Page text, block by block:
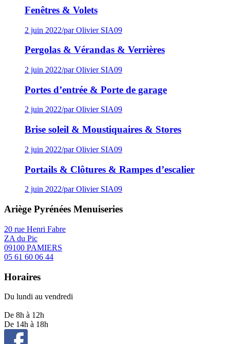
Fenêtres & Volets
2 juin 2022/par Olivier SIA09
Pergolas & Vérandas & Verrières
2 juin 2022/par Olivier SIA09
Portes d’entrée & Porte de garage
2 juin 2022/par Olivier SIA09
Brise soleil & Moustiquaires & Stores
2 juin 2022/par Olivier SIA09
Portails & Clôtures & Rampes d’escalier
2 juin 2022/par Olivier SIA09
Ariège Pyrénées Menuiseries
20 rue Henri Fabre
ZA du Pic
09100 PAMIERS
05 61 60 06 44
Horaires
Du lundi au vendredi
De 8h à 12h
De 14h à 18h